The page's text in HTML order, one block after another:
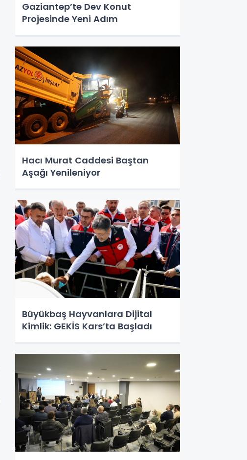
Gaziantep’te Dev Konut
Projesinde Yeni Adım
Hacı Murat Caddesi Baştan
Aşağı Yenileniyor
Büyükbaş Hayvanlara Dijital
Kimlik: GEKİS Kars’ta Başladı